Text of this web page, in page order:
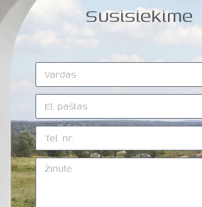
Susisiekime